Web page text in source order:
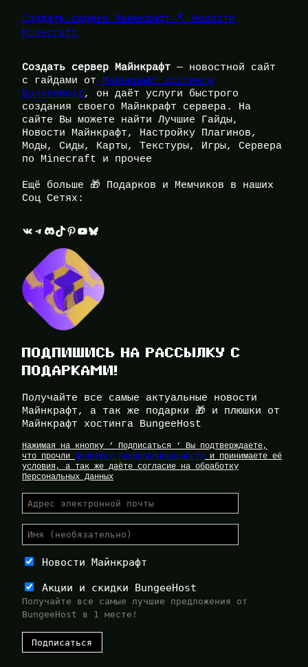
Создать сервер Майнкрафт ⛏️ Новости
Minecraft
Создать сервер Майнкрафт — новостной сайт
с гайдами от Майнкрафт хостинга
BungeeHost, он даёт услуги быстрого
создания своего Майнкрафт сервера. На
сайте Вы можете найти Лучшие Гайды,
Новости Майнкрафт, Настройку Плагинов,
Моды, Сиды, Карты, Текстуры, Игры, Сервера
по Minecraft и прочее
Ещё больше 🎁 Подарков и Мемчиков в наших
Соц Сетях:
ВКонтакте Telegram Discord TikTok Pinterest YouTube Bluesky
ПОДПИШИСЬ НА РАССЫЛКУ С
ПОДАРКАМИ!
Получайте все самые актуальные новости
Майнкрафт, а так же подарки 🎁 и плюшки от
Майнкрафт хостинга BungeeHost
Нажимая на кнопку ‘ Подписаться ‘ Вы подтверждаете,
что прочли Политику Конфиденциальности и принимаете её
условия, а так же даёте согласие на обработку
Персональных Данных
Новости Майнкрафт
Акции и скидки BungeeHost
Получайте все самые лучшие предложения от
BungeeHost в 1 месте!